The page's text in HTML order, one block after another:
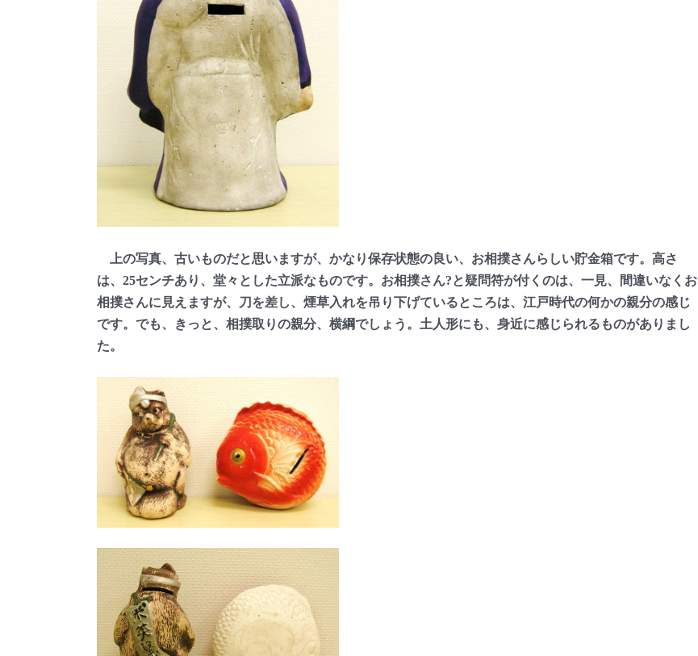
上の写真、古いものだと思いますが、かなり保存状態の良い、お相撲さんらしい貯金箱です。高さ
は、25センチあり、堂々とした立派なものです。お相撲さん?と疑問符が付くのは、一見、間違いなくお
相撲さんに見えますが、刀を差し、煙草入れを吊り下げているところは、江戸時代の何かの親分の感じ
です。でも、きっと、相撲取りの親分、横綱でしょう。土人形にも、身近に感じられるものがありまし
た。